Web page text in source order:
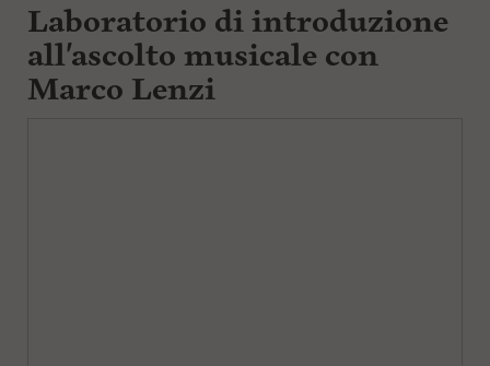
Laboratorio di introduzione
all'ascolto musicale con
Marco Lenzi